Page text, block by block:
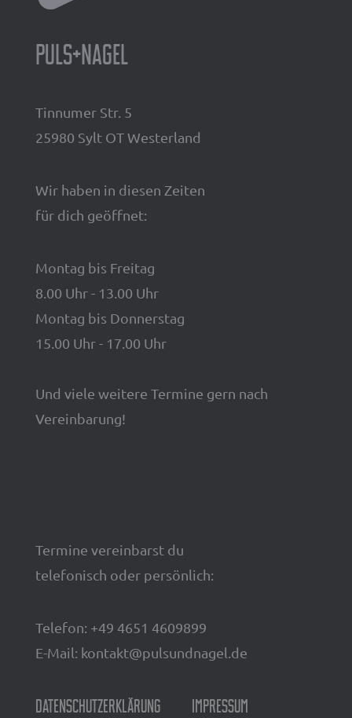
Puls+Nagel
Tinnumer Str. 5
25980 Sylt OT Westerland
Wir haben in diesen Zeiten
für dich geöffnet:
Montag bis Freitag
8.00 Uhr - 13.00 Uhr
Montag bis Donnerstag
15.00 Uhr - 17.00 Uhr
Und viele weitere Termine gern nach
Vereinbarung!
Termine vereinbarst du
telefonisch oder persönlich:
Telefon: +49 4651 4609899
E-Mail: kontakt@pulsundnagel.de
Datenschutzerklärung Impressum